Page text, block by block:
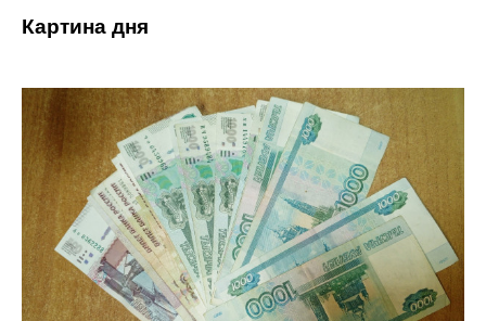
Картина дня